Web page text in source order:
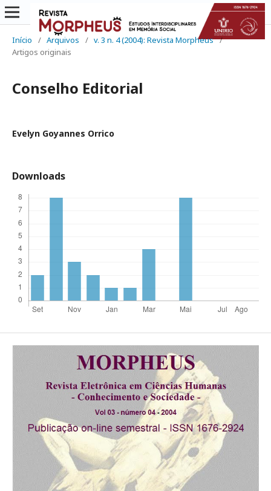
Início / Arquivos / v. 3 n. 4 (2004): Revista Morpheus /
Artigos originais
Conselho Editorial
Evelyn Goyannes Orrico
Downloads